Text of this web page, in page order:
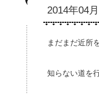
2014年04
まだまだ近所
知らない道を